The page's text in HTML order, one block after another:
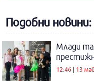
Подобни новини:
Млади
12:46 | 13